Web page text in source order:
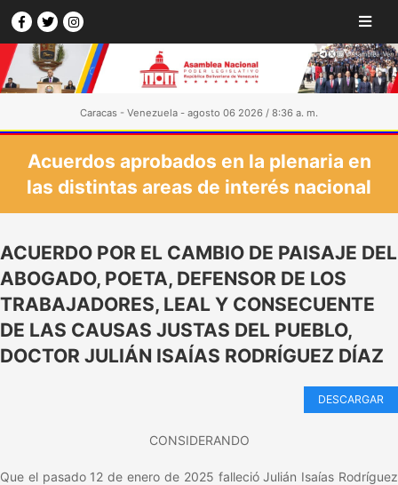
Caracas - Venezuela - agosto 06 2026 / 8:36 a. m.
Acuerdos aprobados en la plenaria en
las distintas areas de interés nacional
ACUERDO POR EL CAMBIO DE PAISAJE DEL
ABOGADO, POETA, DEFENSOR DE LOS
TRABAJADORES, LEAL Y CONSECUENTE
DE LAS CAUSAS JUSTAS DEL PUEBLO,
DOCTOR JULIÁN ISAÍAS RODRÍGUEZ DÍAZ
DESCARGAR
CONSIDERANDO
Que el pasado 12 de enero de 2025 falleció Julián Isaías Rodríguez